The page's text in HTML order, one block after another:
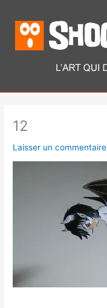
contenu
12
Laisser un commentaire